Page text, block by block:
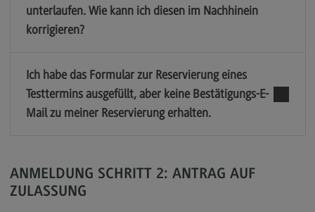
Telefonische Erreichbarkeit
Kontaktformular
Informationen
Dokumente
Impressum
unterlaufen. Wie kann ich diesen im Nachhinein
korrigieren?
Ich habe das Formular zur Reservierung eines
Testtermins ausgefüllt, aber keine Bestätigungs-E-
Mail zu meiner Reservierung erhalten.
ANMELDUNG SCHRITT 2: ANTRAG AUF
ZULASSUNG